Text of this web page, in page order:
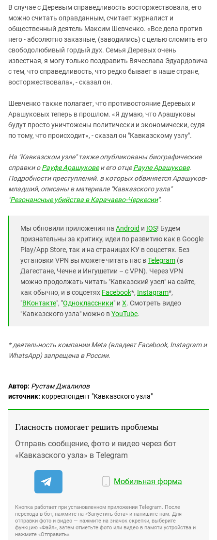
В случае с Деревым справедливость восторжествовала, его
можно считать оправданным, считает журналист и
общественный деятель Максим Шевченко. «Все дела против
него - абсолютно заказные, (заводились) с целью сломить его
свободолюбивый гордый дух. Семья Деревых очень
известная, я могу только поздравить Вячеслава Эдуардовича
с тем, что справедливость, что редко бывает в наше стране,
восторжествовала», - сказал он.
Шевченко также полагает, что противостояние Деревых и
Арашуковых теперь в прошлом. «Я думаю, что Арашуковы
будут просто уничтожены политически и экономически, судя
по тому, что происходит», - сказал он "Кавказскому узлу".
На "Кавказском узле" также опубликованы биографические
справки оРауфе Арашуковеи его отцеРауле Арашукове.
Подробности преступлений. в которых обвиняется Арашуков-
младший, описаныв материале "Кавказского узла"
"Резонансные убийства в Карачаево-Черкесии".
Мы обновили приложения на Android и IOS! Будем
признательны за критику, идеи по развитию как в Google
Play/App Store, так и на страницах КУ в соцсетях. Без
установки VPN вы можете читать нас вTelegram (в
Дагестане, Чечне и Ингушетии – с VPN). Через VPN
можно продолжать читать "Кавказский узел" на сайте,
как обычно, и в соцсетях Facebook*, Instagram*,
"ВКонтакте", "Одноклассники" и X. Смотреть видео
"Кавказского узла" можно вYouTube.
* деятельность компании Meta (владеет Facebook, Instagram и
WhatsApp) запрещена в России.
Автор: Рустам Джалилов
источник: корреспондент "Кавказского узла"
Гласность помогает решить проблемы
Отправь сообщение, фото и видео через бот
«Кавказского узла» в Telegram
Мобильная форма
Кнопка работает при установленном приложении Telegram. После
перехода в бот, нажмите на «Запустить бота» и напишите нам. Для
отправки фото и видео — нажмите на значок скрепки, выберите
функцию «Файл», затем отметьте фото или видео в памяти устройства и
нажмите «Отправить».